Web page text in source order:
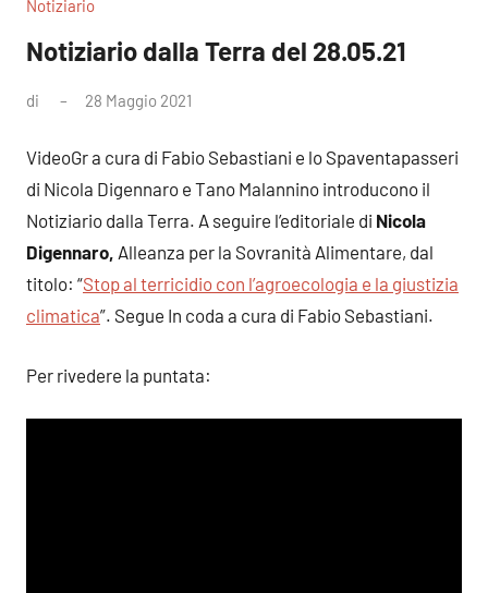
Notiziario
Notiziario dalla Terra del 28.05.21
di 28 Maggio 2021
VideoGr a cura di Fabio Sebastiani e lo Spaventapasseri
di Nicola Digennaro e Tano Malannino introducono il
Notiziario dalla Terra. A seguire l’editoriale di Nicola
Digennaro, Alleanza per la Sovranità Alimentare, dal
titolo: “Stop al terricidio con l’agroecologia e la giustizia
climatica”. Segue In coda a cura di Fabio Sebastiani.
Per rivedere la puntata: